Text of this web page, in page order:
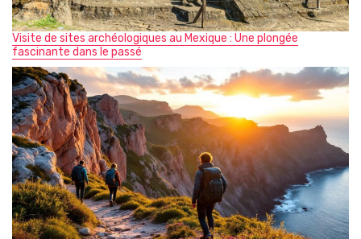
Visite de sites archéologiques au Mexique : Une plongée
fascinante dans le passé